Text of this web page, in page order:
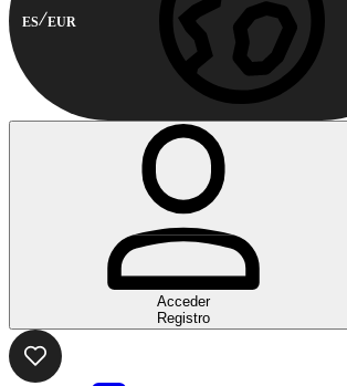
ES EUR
Acceder
Registro